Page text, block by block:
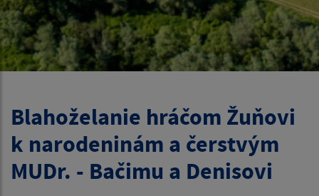
Blahoželanie hráčom Žuňovi
k narodeninám a čerstvým
MUDr. - Bačimu a Denisovi